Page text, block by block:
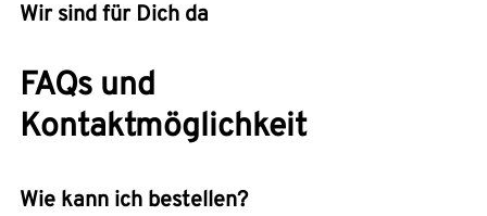
Wir sind für Dich da
FAQs und
Kontaktmöglichkeit
Wie kann ich bestellen?